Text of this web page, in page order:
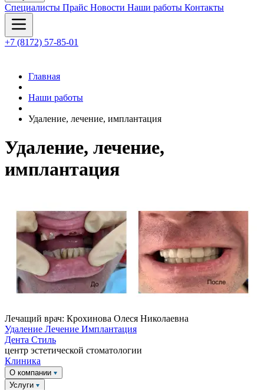
Специалисты Прайс Новости Наши работы Контакты
+7 (8172) 57-85-01
Главная
Наши работы
Удаление, лечение, имплантация
Удаление, лечение,
имплантация
Лечащий врач: Крохинова Олеся Николаевна
Удаление Лечение Имплантация
Дента Стиль
центр эстетической стоматологии
Клиника
О компании
Услуги